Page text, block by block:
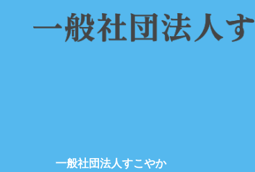
一般社団法人すこやか